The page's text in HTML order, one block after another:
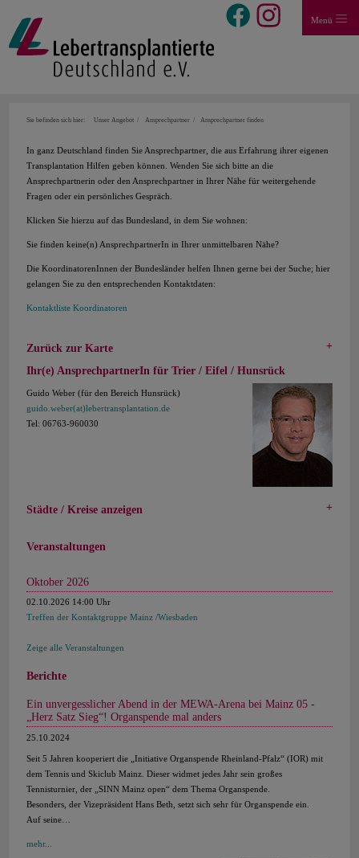
Menü
Sie befinden sich hier: Unser Angebot Ansprechpartner Ansprechpartner finden
In ganz Deutschland finden Sie Ansprechpartner, die aus Erfahrung ihrer eigenen
Transplantation Hilfen geben können. Wenden Sie sich bitte an die
Ansprechpartnerin oder den Ansprechpartner in Ihrer Nähe für weitergehende
Fragen oder ein persönliches Gespräch.
Klicken Sie hierzu auf das Bundesland, in dem Sie wohnen:
Sie finden keine(n) AnsprechpartnerIn in Ihrer unmittelbaren Nähe?
Die KoordinatorenInnen der Bundesländer helfen Ihnen gerne bei der Suche; hier
gelangen Sie zu den entsprechenden Kontaktdaten:
Kontaktliste Koordinatoren
Zurück zur Karte
Ihr(e) AnsprechpartnerIn für Trier / Eifel / Hunsrück
Guido Weber (für den Bereich Hunsrück)
guido.weber(at)lebertransplantation.de
Tel: 06763-960030
Städte / Kreise anzeigen
Veranstaltungen
Oktober 2026
02.10.2026 14:00 Uhr
Treffen der Kontaktgruppe Mainz /Wiesbaden
Zeige alle Veranstaltungen
Berichte
Ein unvergesslicher Abend in der MEWA-Arena bei Mainz 05 -
„Herz Satz Sieg“! Organspende mal anders
25.10.2024
Seit 5 Jahren kooperiert die „Initiative Organspende Rheinland-Pfalz“ (IOR) mit
dem Tennis und Skiclub Mainz. Dieser widmet jedes Jahr sein großes
Tennisturnier, der „SINN Mainz open“ dem Thema Organspende.
Besonders, der Vizepräsident Hans Beth, setzt sich sehr für Organspende ein.
Auf seine…
mehr...